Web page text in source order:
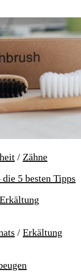
/ Zähne
5 besten Tipps
/ Erkältung